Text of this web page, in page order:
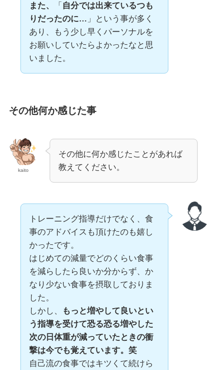
また、
「 自分では出来ているつも
りだったのに… 」という事が多く
あり、もう少し早くパーソナルを
お願いしていたらよかったなと思
いました。
その他何か感じた事
kaito
その他に何か感じたことがあれば
教えてください。
トレーニング指導だけでなく、食
事のアドバイスも頂けたのも嬉し
かったです。
はじめての減量でどのくらい食事
を減らしたら良いか分からず、か
なり少ない食事を摂取しておりま
した。
しかし、
もっと増やして良いとい
う指導を受けて恐る恐る増やした
次の日体重が減っていたときの衝
撃は今でも覚えています。笑
自己流の食事ではキツくて続けら